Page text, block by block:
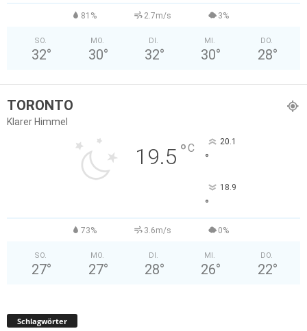
81% 2.7m/s 3%
SO.
32°
MO.
30°
DI.
32°
MI.
30°
DO.
28°
TORONTO
Klarer Himmel
19.5 °C 20.1
°
18.9
°
73% 3.6m/s 0%
SO.
27°
MO.
27°
DI.
28°
MI.
26°
DO.
22°
Schlagwörter